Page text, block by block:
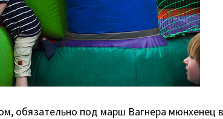
обязательно под марш Вагнера мюнхенец